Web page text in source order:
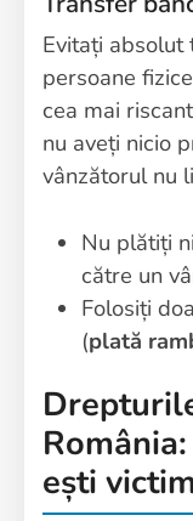
Evitați
persoane
cea mai
nu aveți nicio
vânzătorul nu
Nu plătiți
către un
Folosiți
(plată
ești